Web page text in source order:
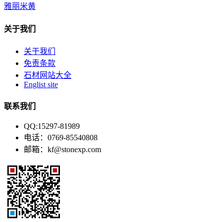
雅丽米黄
关于我们
关于我们
免责条款
石材网站大全
Englist site
联系我们
QQ:15297-81989
电话：0769-85540808
邮箱：kf@stonexp.com